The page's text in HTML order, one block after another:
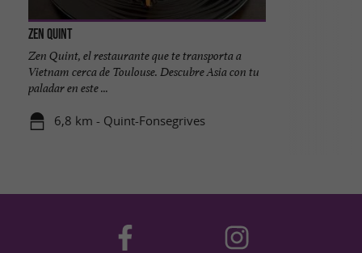
Zen Quint
Zen Quint, el restaurante que te transporta a
Vietnam cerca de Toulouse. Descubre Asia con tu
paladar en este ...
6,8 km - Quint-Fonsegrives